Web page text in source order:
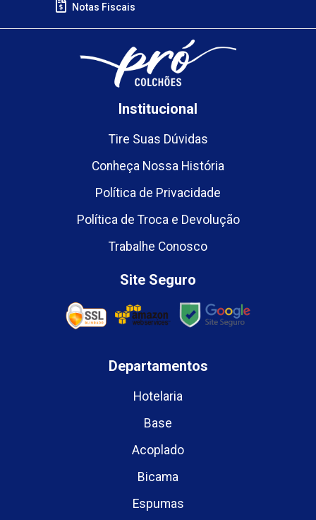
Notas Fiscais
Institucional
Tire Suas Dúvidas
Conheça Nossa História
Política de Privacidade
Política de Troca e Devolução
Trabalhe Conosco
Site Seguro
Departamentos
Hotelaria
Base
Acoplado
Bicama
Espumas